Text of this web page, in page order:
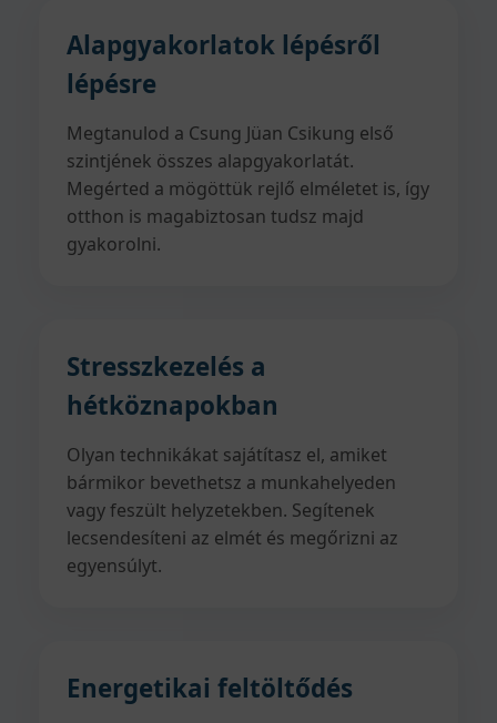
Alapgyakorlatok lépésről
lépésre
Megtanulod a Csung Jüan Csikung első
szintjének összes alapgyakorlatát.
Megérted a mögöttük rejlő elméletet is, így
otthon is magabiztosan tudsz majd
gyakorolni.
Stresszkezelés a
hétköznapokban
Olyan technikákat sajátítasz el, amiket
bármikor bevethetsz a munkahelyeden
vagy feszült helyzetekben. Segítenek
lecsendesíteni az elmét és megőrizni az
egyensúlyt.
Energetikai feltöltődés